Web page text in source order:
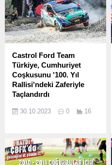
Castrol Ford Team
Türkiye, Cumhuriyet
Coşkusunu '100. Yıl
Rallisi'ndeki Zaferiyle
Taçlandırdı
Şampiyonası'nın dördüncü
30.10.2023 0 16